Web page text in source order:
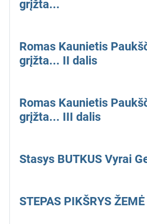
grįžta...
Romas Kaunietis
grįžta... II dalis
Romas Kaunietis
grįžta... III dalis
Stasys BUTKUS Vyrai
STEPAS PIKŠRYS